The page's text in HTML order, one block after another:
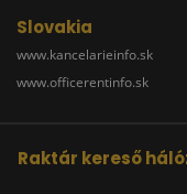
Slovakia
www.kancelarieinfo.sk
www.officerentinfo.sk
Raktár kereső